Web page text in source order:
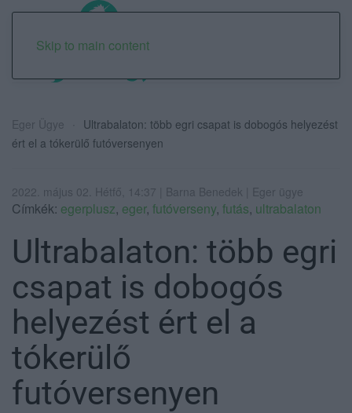
Skip to main content
Eger Ügye
Ultrabalaton: több egri csapat is dobogós helyezést
ért el a tókerülő futóversenyen
2022. május 02. Hétfő, 14:37 | Barna Benedek | Eger ügye
Címkék: egerplusz, eger, futóverseny, futás, ultrabalaton
Ultrabalaton: több egri
csapat is dobogós
helyezést ért el a
tókerülő
futóversenyen